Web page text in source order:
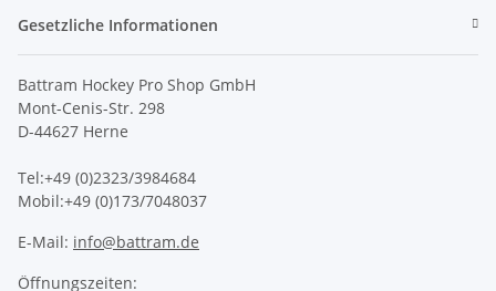
Gesetzliche Informationen
Battram Hockey Pro Shop GmbH
Mont-Cenis-Str. 298
D-44627 Herne
Tel:+49 (0)2323/3984684
Mobil:+49 (0)173/7048037
E-Mail: info@battram.de
Öffnungszeiten: